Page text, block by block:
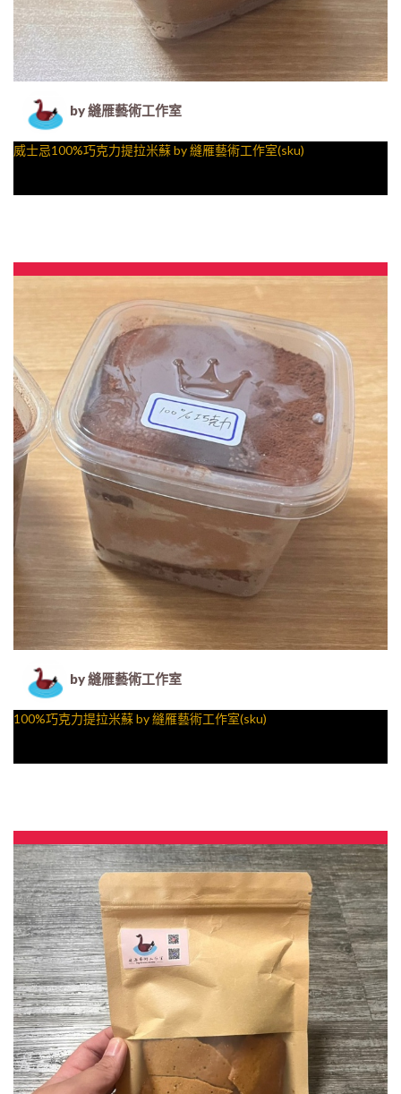
by 縫雁藝術工作室
威士忌100%巧克力提拉米蘇 by 縫雁藝術工作室(sku)
by 縫雁藝術工作室
100%巧克力提拉米蘇 by 縫雁藝術工作室(sku)